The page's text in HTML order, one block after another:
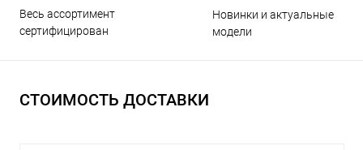
Весь ассортимент
сертифицирован
Новинки и актуальные
модели
СТОИМОСТЬ ДОСТАВКИ